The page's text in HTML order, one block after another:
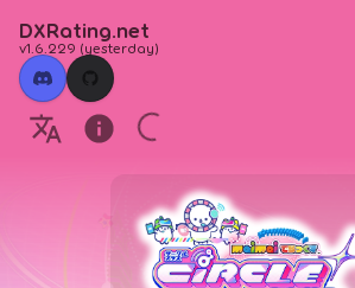
DXRating.net
v1.6.229 (yesterday)